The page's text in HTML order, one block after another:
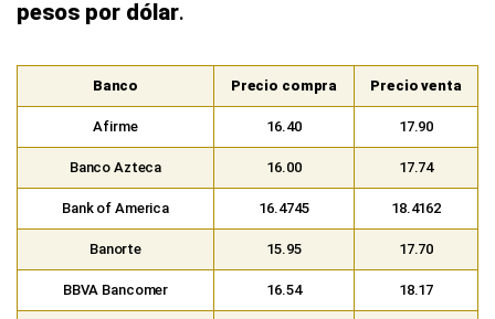
pesos por dólar.
Banco Precio compra Precio venta
Afirme 16.40 17.90
Banco Azteca 16.00 17.74
Bank of America 16.4745 18.4162
Banorte 15.95 17.70
BBVA Bancomer 16.54 18.17